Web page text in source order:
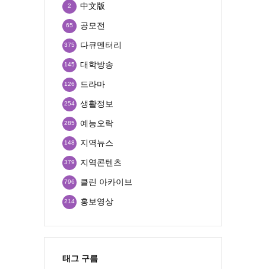
中文版
2
공모전
65
다큐멘터리
375
대학방송
145
드라마
126
생활정보
254
예능오락
285
지역뉴스
148
지역콘텐츠
379
클린 아카이브
796
홍보영상
214
태그 구름